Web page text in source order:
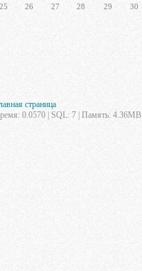
25 26 27 28 29
30
страница
0.0570 | SQL: 7 | Память: 4.36MB